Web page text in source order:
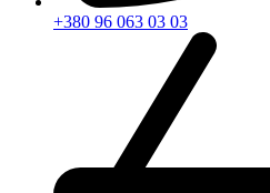
+380 96 063 03 03